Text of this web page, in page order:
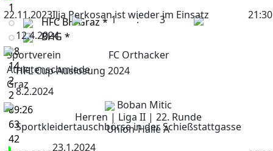
1
HFC BH Graz *
BHG *
18
14
2
2
89:26
63
42
22.11.2023
21:30
1 : 3
Sportverein
Athletenschmiede
Graz
FC Orthacker
Boban Mitic
Herren | Liga II | 22. Runde
Union-Halle A
Ilja Perkosan ist wieder im Einsatz
12.4.2024
HFL Cup-Auslosung 2024
8.2.2024
Sportkleidertauschbörse in der Schießstattgasse
23.1.2024